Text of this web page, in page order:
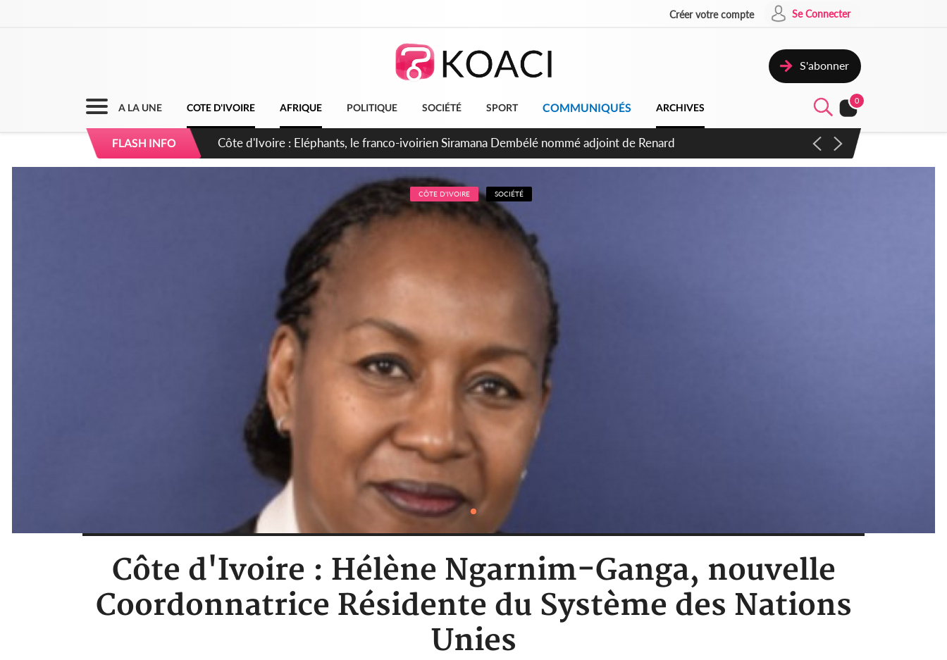
Créer votre compte Se Connecter
S'abonner
A LA UNE COTE D'IVOIRE AFRIQUE POLITIQUE SOCIÉTÉ SPORT COMMUNIQUÉS ARCHIVES
0
FLASH INFO Cameroun : 5 combattants séparatistes neutralisés, le Mindef dément les rumeurs d'exactions des civils
CÔTE D'IVOIRE SOCIÉTÉ
Côte d'Ivoire : Hélène Ngarnim-Ganga, nouvelle
Coordonnatrice Résidente du Système des Nations
Unies